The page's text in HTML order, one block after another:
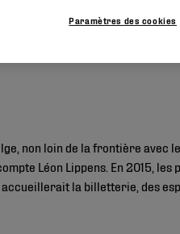
non loin de la frontière avec
Léon Lippens. En 2015,
la billetterie, des
Paramètres des cookies